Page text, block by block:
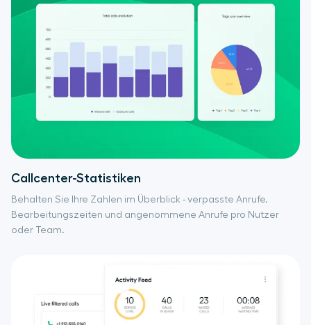
Callcenter-Statistiken
Behalten Sie Ihre Zahlen im Überblick - verpasste Anrufe,
Bearbeitungszeiten und angenommene Anrufe pro Nutzer
oder Team.